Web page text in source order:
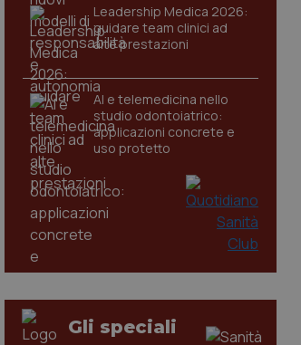
Leadership Medica 2026:
guidare team clinici ad
alte prestazioni
AI e telemedicina nello
studio odontoiatrico:
applicazioni concrete e
uso protetto
Gli speciali